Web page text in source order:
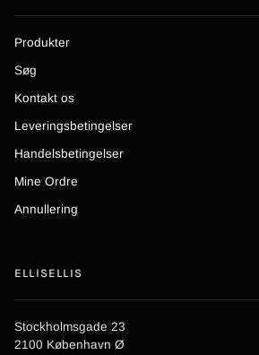
Produkter
Søg
Kontakt os
Leveringsbetingelser
Handelsbetingelser
Mine Ordre
Annullering
ELLISELLIS
Stockholmsgade 23
2100 København Ø